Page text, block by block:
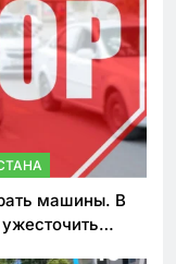
машины. В